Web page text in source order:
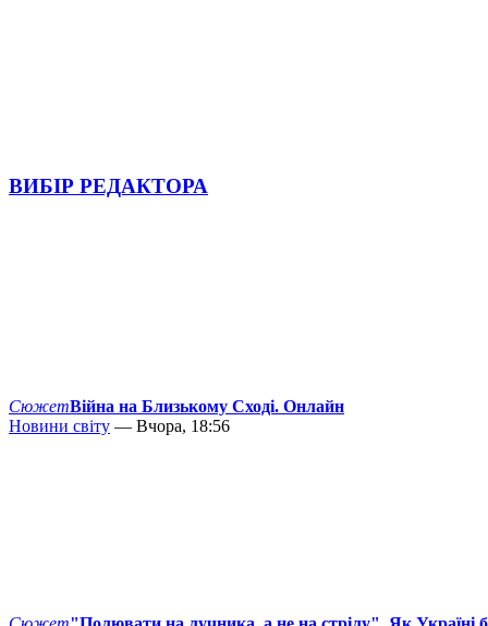
ВИБІР РЕДАКТОРА
СюжетВійна на Близькому Сході. Онлайн
Новини світу — Вчора, 18:56